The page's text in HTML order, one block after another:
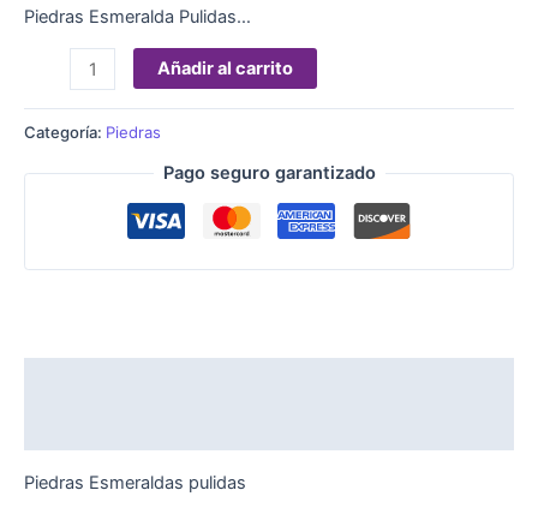
Piedras Esmeralda Pulidas…
Añadir al carrito
Categoría: Piedras
Pago seguro garantizado
Piedras Esmeraldas pulidas